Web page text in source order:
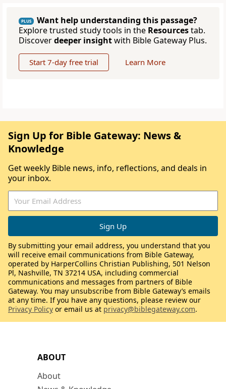
PLUS
Want help understanding this passage?
Explore trusted study tools in the Resourcestab.
Discoverdeeper insightwith Bible Gateway Plus.
Start 7-day free trial Learn More
ABOUT
About
Sign Up for Bible Gateway: News &
Knowledge
Get weekly Bible news, info, reflections, and deals in
your inbox.
By submitting your email address, you understand that you
will receive email communications from Bible Gateway,
operated by HarperCollins Christian Publishing, 501 Nelson
Pl, Nashville, TN 37214 USA, including commercial
communications and messages from partners of Bible
Gateway. You may unsubscribe from Bible Gateway’s emails
at any time. If you have any questions, please review our
Privacy Policy or email us at privacy@biblegateway.com.